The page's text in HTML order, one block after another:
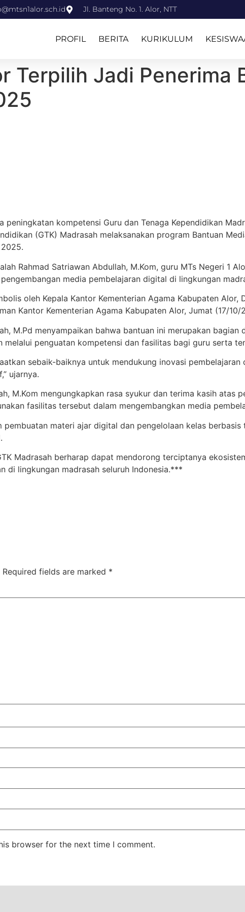
Jl. Banteng No. 1. Alor, NTT
PROFIL BERITA KURIKULUM
Terpilih Jadi Penerima
peningkatan kompetensi Guru dan Tenaga Kependidikan
(GTK) Madrasah melaksanakan program Bantuan
Rahmad Satriawan Abdullah, M.Kom, guru MTs Negeri 1
media pembelajaran digital di lingkungan
oleh Kepala Kantor Kementerian Agama Kabupaten Alor,
Kantor Kementerian Agama Kabupaten Alor, Jumat (17/10/
M.Pd menyampaikan bahwa bantuan ini merupakan
melalui penguatan kompetensi dan fasilitas bagi guru serta
sebaik-baiknya untuk mendukung inovasi
ujarnya.
M.Kom mengungkapkan rasa syukur dan terima kasih atas
fasilitas tersebut dalam mengembangkan media
materi ajar digital dan pengelolaan kelas
Madrasah berharap dapat mendorong terciptanya
di lingkungan madrasah seluruh Indonesia.***
Required fields are marked *
browser for the next time I comment.